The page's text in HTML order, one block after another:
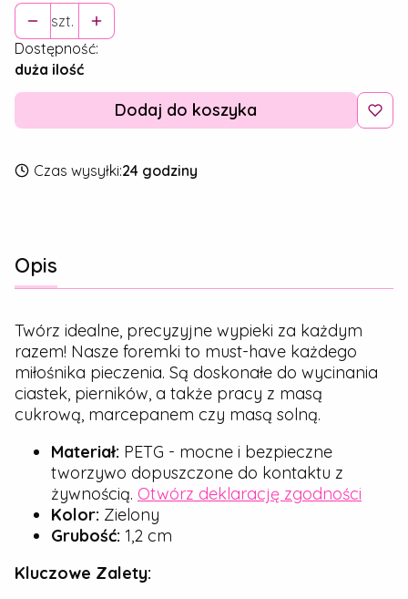
szt.
Dostępność:
duża ilość
Dodaj do koszyka
Czas wysyłki:24 godziny
Opis
Twórz idealne, precyzyjne wypieki za każdym
razem! Nasze foremki to must-have każdego
miłośnika pieczenia. Są doskonałe do wycinania
ciastek, pierników, a także pracy z masą
cukrową, marcepanem czy masą solną.
Materiał: PETG - mocne i bezpieczne
tworzywo dopuszczone do kontaktu z
żywnością. Otwórz deklarację zgodności
Kolor: Zielony
Grubość: 1,2 cm
Kluczowe Zalety: